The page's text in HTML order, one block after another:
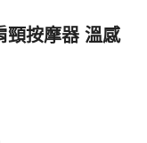
頸按摩器 溫感